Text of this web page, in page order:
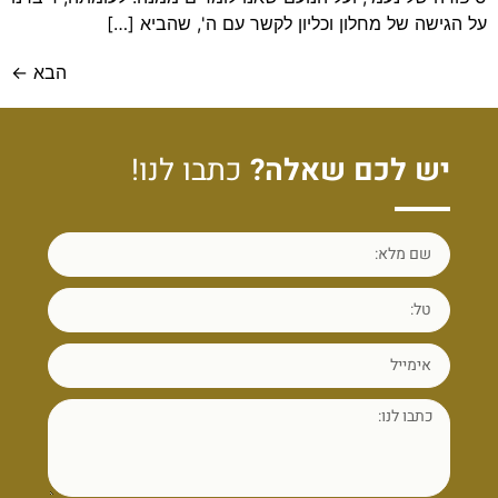
על הגישה של מחלון וכליון לקשר עם ה', שהביא […]
הבא ←
יש לכם שאלה? כתבו לנו!